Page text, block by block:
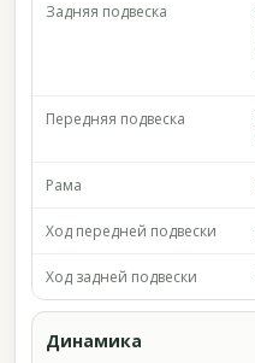
Задняя подвеска
Передняя подвеска
Рама
Ход передней подвески
Ход задней подвески
Динамика